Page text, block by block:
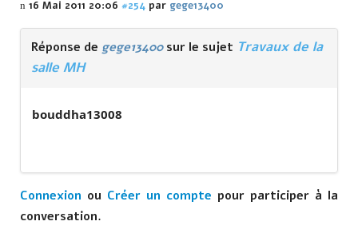
16 Mai 2011 20:06 #254 par gege13400
Réponse de gege13400sur le sujet Travaux de la
salle MH
bouddha13008
Connexion ou Créer un compte pour participer à la
conversation.